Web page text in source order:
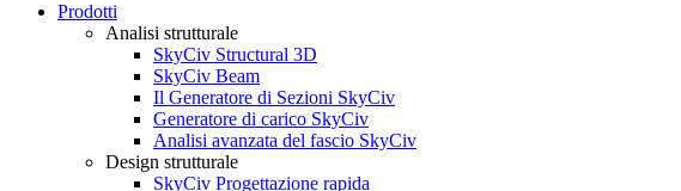
Prodotti
Analisi strutturale
SkyCiv Structural 3D
SkyCiv Beam
Il Generatore di Sezioni SkyCiv
Generatore di carico SkyCiv
Analisi avanzata del fascio SkyCiv
Design strutturale
SkyCiv Progettazione rapida